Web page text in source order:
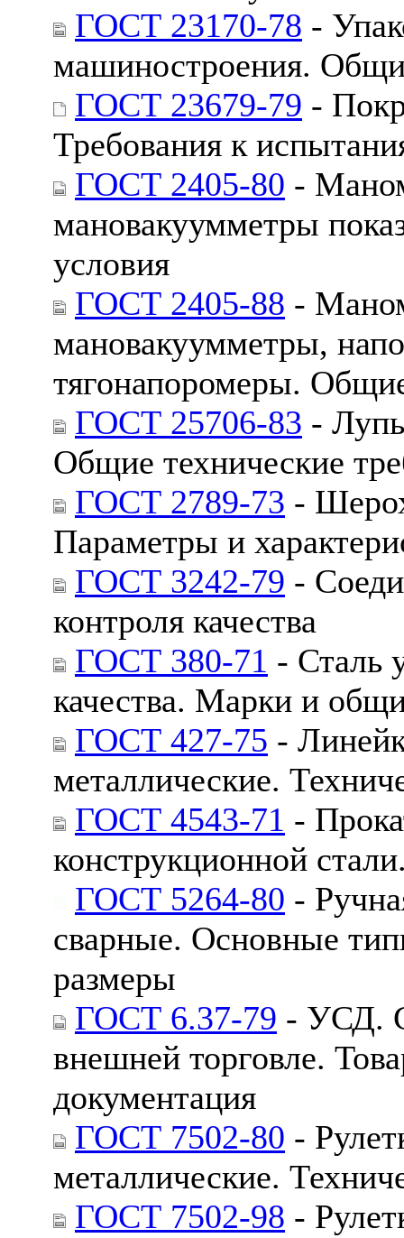
ГОСТ 23170-78 -
машиностроения.
ГОСТ 23679-79 -
Требования к
ГОСТ 2405-80 -
мановакуумметры
условия
ГОСТ 2405-88 -
мановакуумметры,
тягонапоромеры.
ГОСТ 25706-83 -
Общие технические
ГОСТ 2789-73 -
Параметры и
ГОСТ 3242-79 -
контроля качества
ГОСТ 380-71 - Сталь
качества. Марки и
ГОСТ 427-75 -
металлические.
ГОСТ 4543-71 -
конструкционной
ГОСТ 5264-80 -
сварные. Основные
размеры
ГОСТ 6.37-79 - УСД.
внешней торговле.
документация
ГОСТ 7502-80 -
металлические.
ГОСТ 7502-98 -